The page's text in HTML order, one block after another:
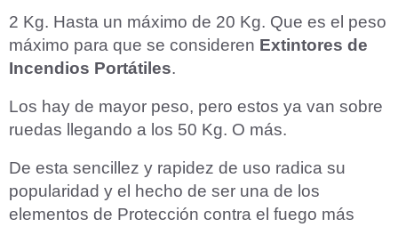
2 Kg. Hasta un máximo de 20 Kg. Que es el peso
máximo para que se consideren Extintores de
Incendios Portátiles.
Los hay de mayor peso, pero estos ya van sobre
ruedas llegando a los 50 Kg. O más.
De esta sencillez y rapidez de uso radica su
popularidad y el hecho de ser una de los
elementos de Protección contra el fuego más